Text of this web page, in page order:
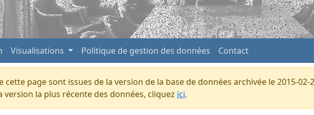
Visualisations Politique de gestion des données Contact
cette page sont issues de la version de la base de données archivée le 2015-02-
version la plus récente des données, cliquez ici.